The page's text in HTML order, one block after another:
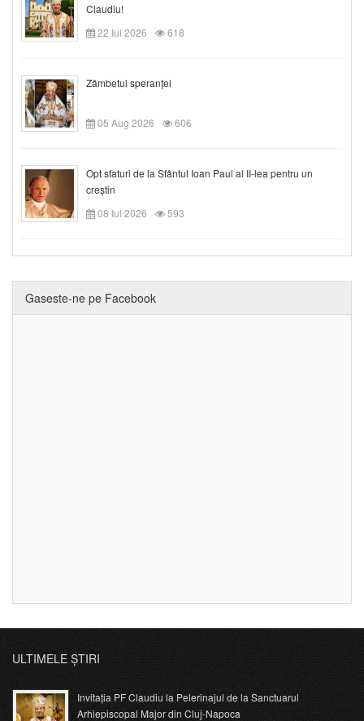
Claudiu!
22 Iul 2026
618
Zâmbetul speranței
05 Aug 2026 606
Opt sfaturi de la Sfântul Ioan Paul al II-lea pentru un
creștin
08 Iul 2026
593
Gaseste-ne pe Facebook
ULTIMELE ȘTIRI
Invitația PF Claudiu la Pelerinajul de la Sanctuarul
Arhiepiscopal Major din Cluj-Napoca